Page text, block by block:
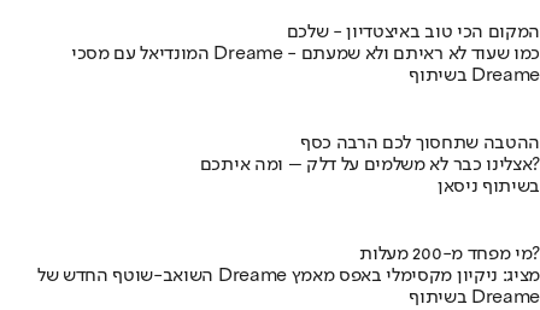
המקום הכי טוב באיצטדיון - שלכם
המונדיאל עם מסכי Dreame - כמו שעוד לא ראיתם ולא שמעתם
בשיתוף Dreame
ההטבה שתחסוך לכם הרבה כסף
אצלינו כבר לא משלמים על דלק – ומה איתכם?
בשיתוף ניסאן
מי מפחד מ-200 מעלות?
השואב-שוטף החדש של Dreame מציג: ניקיון מקסימלי באפס מאמץ
בשיתוף Dreame